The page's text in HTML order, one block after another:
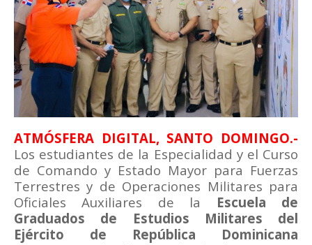
ATMÓSFERA DIGITAL, SANTO DOMINGO.-
Los estudiantes de la Especialidad y el Curso
de Comando y Estado Mayor para Fuerzas
Terrestres y de Operaciones Militares para
Oficiales Auxiliares de la Escuela de
Graduados de Estudios Militares del
Ejército de República Dominicana